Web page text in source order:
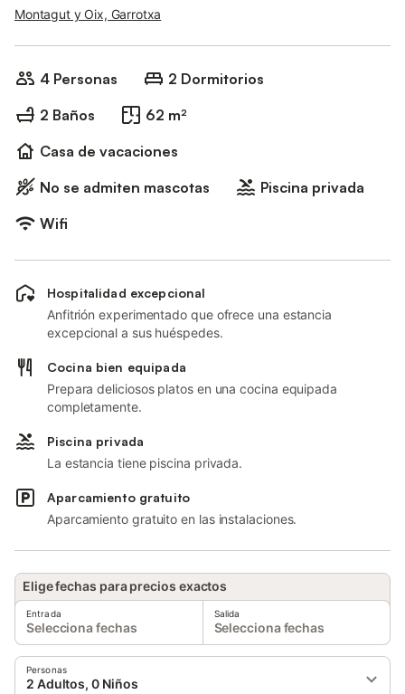
Montagut y Oix, Garrotxa
4 Personas
2 Dormitorios
2 Baños
62 m²
Casa de vacaciones
No se admiten mascotas
Piscina privada
Wifi
Hospitalidad excepcional
Anfitrión experimentado que ofrece una estancia
excepcional a sus huéspedes.
Cocina bien equipada
Prepara deliciosos platos en una cocina equipada
completamente.
Piscina privada
La estancia tiene piscina privada.
Aparcamiento gratuito
Aparcamiento gratuito en las instalaciones.
Elige fechas para precios exactos
Entrada
Selecciona fechas
Salida
Selecciona fechas
Personas
2 Adultos, 0 Niños